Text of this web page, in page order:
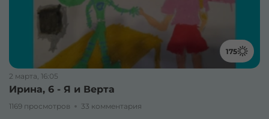
175
2 марта, 16:05
Ирина, 6 - Я и Верта
1169 просмотров 33 комментария